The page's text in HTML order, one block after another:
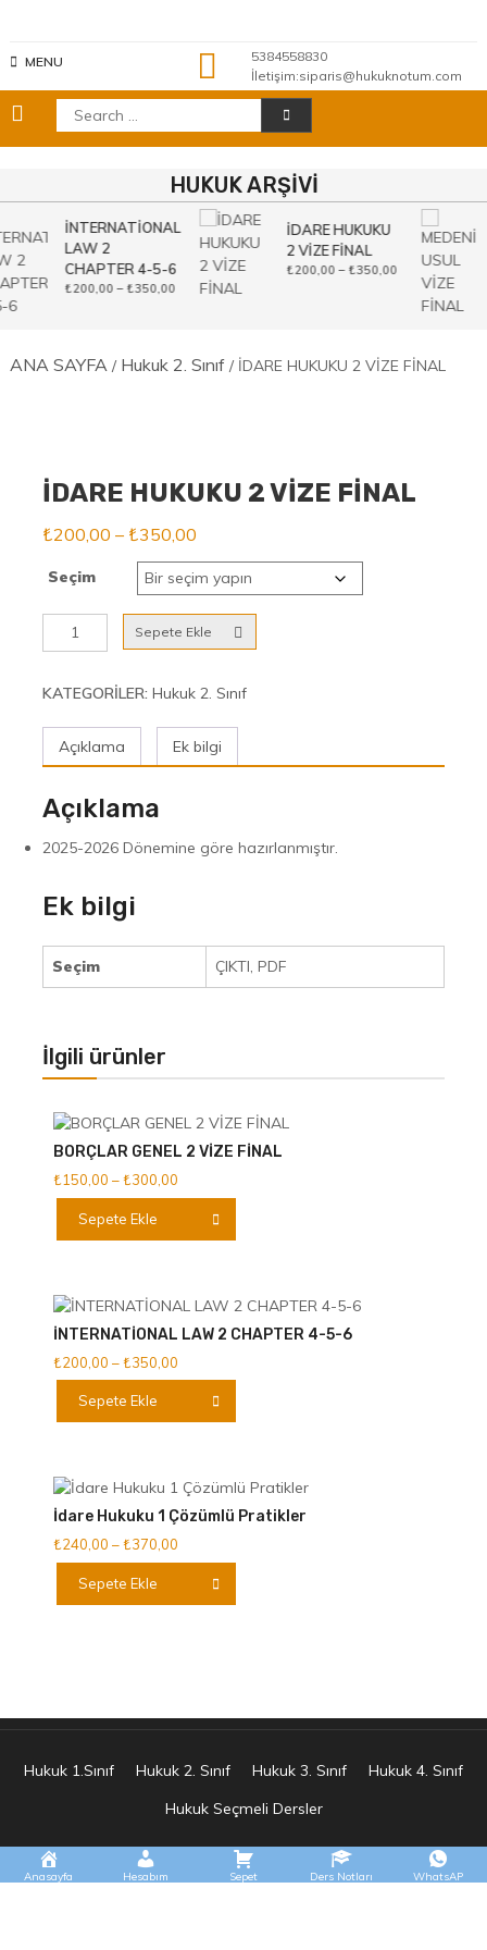
content
MENU
5384558830
İletişim:siparis@hukuknotum.com
Search
for:
HUKUK ARŞİVİ
İNTERNATİONAL
LAW 2
CHAPTER 4-5-6
₺200,00 – ₺350,00Fiyat
₺350,00
İDARE HUKUKU
2 VİZE FİNAL
₺200,00 – ₺350,00Fiyat
aralığı:
₺200,00
ANA SAYFA/ Hukuk 2. Sınıf/ İDARE HUKUKU 2 VİZE FİNAL
İDARE HUKUKU 2 VİZE FİNAL
₺200,00 – ₺350,00Fiyat
aralığı:
₺200,00
-
₺350,00
Seçim
İDARE
HUKUKU
VİZE
adet
Sepete Ekle
KATEGORILER: Hukuk 2. Sınıf
Açıklama Ek bilgi
Açıklama
2025-2026 Dönemine göre hazırlanmıştır.
Ek bilgi
Seçim ÇIKTI, PDF
İlgili ürünler
BORÇLAR GENEL 2 VİZE FİNAL
₺150,00 –₺300,00Fiyat
aralığı:
₺150,00
-
Sepete Ekle
varyasyonu
Seçenekler
İNTERNATİONAL LAW 2 CHAPTER 4-5-6
₺200,00 –₺350,00Fiyat
aralığı:
₺200,00
-
Sepete Ekle
varyasyonu
Seçenekler
İdare Hukuku 1 Çözümlü Pratikler
₺240,00 –₺370,00Fiyat
aralığı:
₺240,00
-
Sepete Ekle
seçilebilir
Hukuk 1.Sınıf Hukuk 2. Sınıf Hukuk 3. Sınıf
Hukuk 4. Sınıf
Hukuk Seçmeli Dersler
E.s Tasarım Tüm Hakları Saklıdır 2025 © Hukuknotunuz|Theme:
Anasayfa Hesabım Sepet Ders Notları WhatsAP